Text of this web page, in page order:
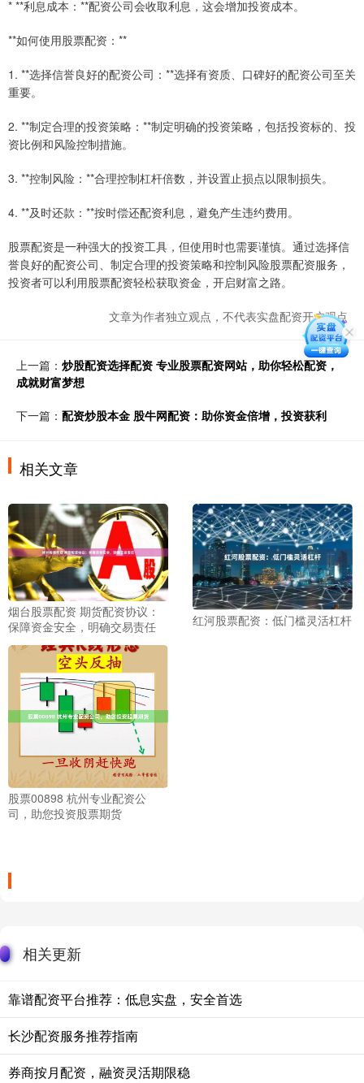
* **利息成本：**配资公司会收取利息，这会增加投资成本。
**如何使用股票配资：**
1. **选择信誉良好的配资公司：**选择有资质、口碑好的配资公司至关
重要。
2. **制定合理的投资策略：**制定明确的投资策略，包括投资标的、投
资比例和风险控制措施。
3. **控制风险：**合理控制杠杆倍数，并设置止损点以限制损失。
4. **及时还款：**按时偿还配资利息，避免产生违约费用。
股票配资是一种强大的投资工具，但使用时也需要谨慎。通过选择信
誉良好的配资公司、制定合理的投资策略和控制风险股票配资服务，
投资者可以利用股票配资轻松获取资金，开启财富之路。
文章为作者独立观点，不代表实盘配资开户观点
上一篇： 炒股配资选择配资 专业股票配资网站，助你轻松配资，
成就财富梦想
下一篇： 配资炒股本金 股牛网配资：助你资金倍增，投资获利
相关文章
烟台股票配资 期货配资协议：
保障资金安全，明确交易责任
红河股票配资：低门槛灵活杠杆
股票00898 杭州专业配资公
司，助您投资股票期货
相关更新
靠谱配资平台推荐：低息实盘，安全首选
长沙配资服务推荐指南
券商按月配资，融资灵活期限稳